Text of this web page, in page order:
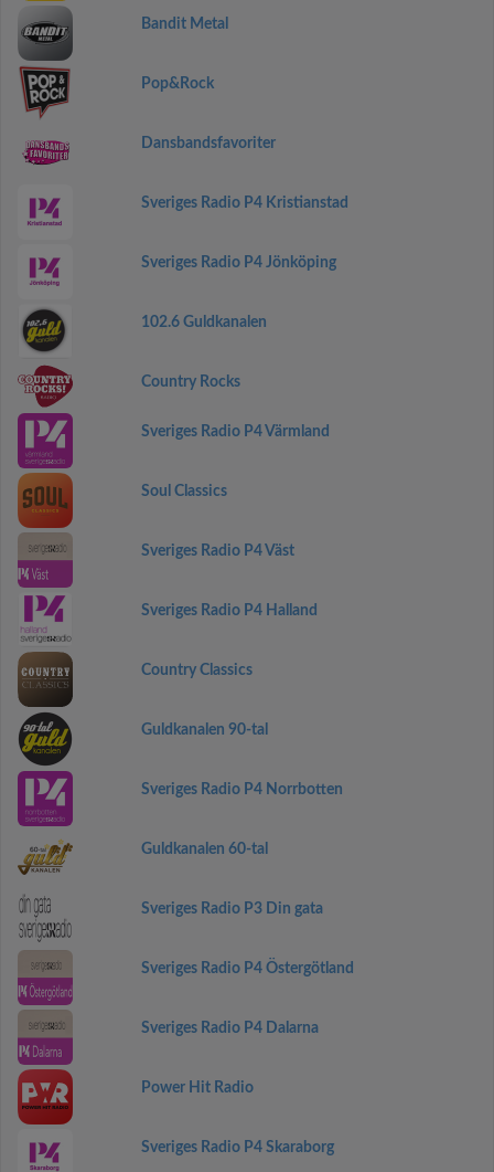
Bandit Metal
Pop&Rock
Dansbandsfavoriter
Sveriges Radio P4 Kristianstad
Sveriges Radio P4 Jönköping
102.6 Guldkanalen
Country Rocks
Sveriges Radio P4 Värmland
Soul Classics
Sveriges Radio P4 Väst
Sveriges Radio P4 Halland
Country Classics
Guldkanalen 90-tal
Sveriges Radio P4 Norrbotten
Guldkanalen 60-tal
Sveriges Radio P3 Din gata
Sveriges Radio P4 Östergötland
Sveriges Radio P4 Dalarna
Power Hit Radio
Sveriges Radio P4 Skaraborg